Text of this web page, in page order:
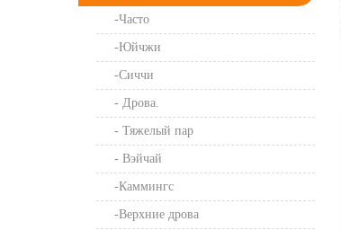
-Часто
-Юйчжи
-Сиччи
- Дрова.
- Тяжелый пар
- Вэйчай
-Каммингс
-Верхние дрова